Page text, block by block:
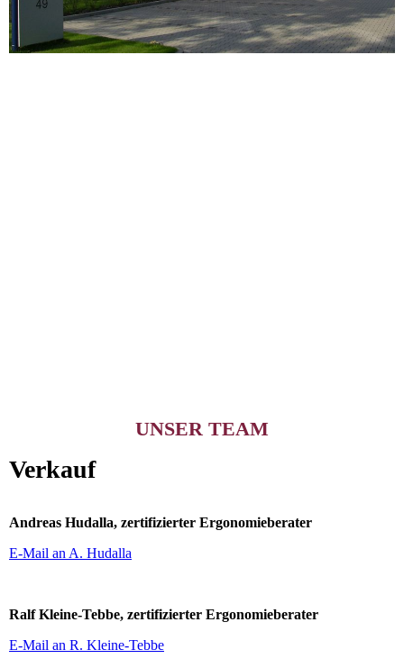
UNSER TEAM
Verkauf
Andreas Hudalla, zertifizierter Ergonomieberater
E-Mail an A. Hudalla
Ralf Kleine-Tebbe, zertifizierter Ergonomieberater
E-Mail an R. Kleine-Tebbe